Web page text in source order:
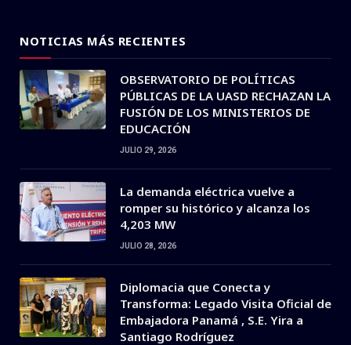
NOTICIAS MÁS RECIENTES
OBSERVATORIO DE POLÍTICAS
PÚBLICAS DE LA UASD RECHAZAN LA
FUSIÓN DE LOS MINISTERIOS DE
EDUCACIÓN
JULIO 29, 2026
La demanda eléctrica vuelve a
romper su histórico y alcanza los
4,203 MW
JULIO 28, 2026
Diplomacia que Conecta y
Transforma: Legado Visita Oficial de
Embajadora Panamá , S.E. Yira a
Santiago Rodríguez